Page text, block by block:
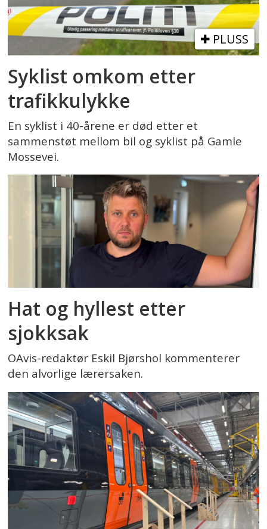
PLUSS
Syklist omkom etter
trafikkulykke
En syklist i 40-årene er død etter et
sammenstøt mellom bil og syklist på Gamle
Mossevei.
Hat og hyllest etter
sjokksak
OAvis-redaktør Eskil Bjørshol kommenterer
den alvorlige lærersaken.